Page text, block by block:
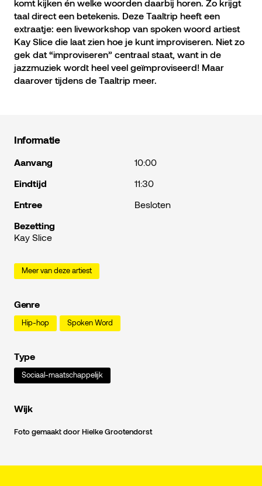
komt kijken én welke woorden daarbij horen. Zo krijgt
taal direct een betekenis. Deze Taaltrip heeft een
extraatje: een liveworkshop van spoken woord artiest
Kay Slice die laat zien hoe je kunt improviseren. Niet zo
gek dat “improviseren” centraal staat, want in de
jazzmuziek wordt heel veel geïmproviseerd! Maar
daarover tijdens de Taaltrip meer.
Informatie
Aanvang
10:00
Eindtijd
11:30
Entree
Besloten
Bezetting
Kay Slice
Meer van deze artiest
Genre
Hip-hop Spoken Word
Type
Sociaal-maatschappelijk
Wijk
Foto gemaakt door Hielke Grootendorst